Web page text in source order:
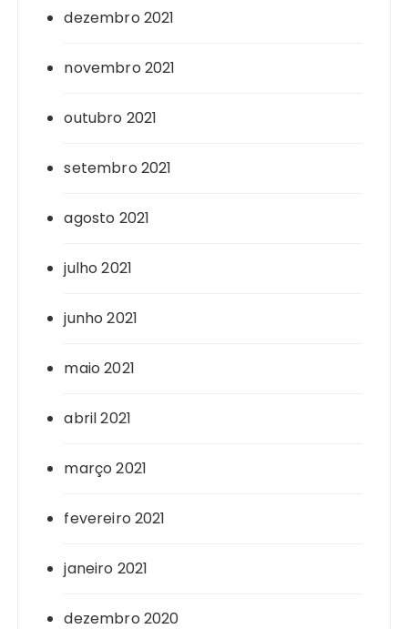
dezembro 2021
novembro 2021
outubro 2021
setembro 2021
agosto 2021
julho 2021
junho 2021
maio 2021
abril 2021
março 2021
fevereiro 2021
janeiro 2021
dezembro 2020